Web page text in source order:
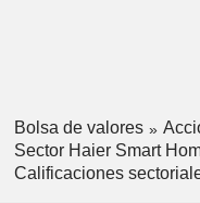
Bolsa de valores
Sector Haier Smart
Calificaciones